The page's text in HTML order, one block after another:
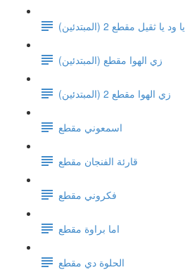
يا ود يا ثقيل مقطع 2 (المبتدئين)
زي الهوا مقطع (المبتدئين)
زي الهوا مقطع 2 (المبتدئين)
اسمعوني مقطع
قارئة الفنجان مقطع
فكروني مقطع
اما براوة مقطع
الحلوة دي مقطع